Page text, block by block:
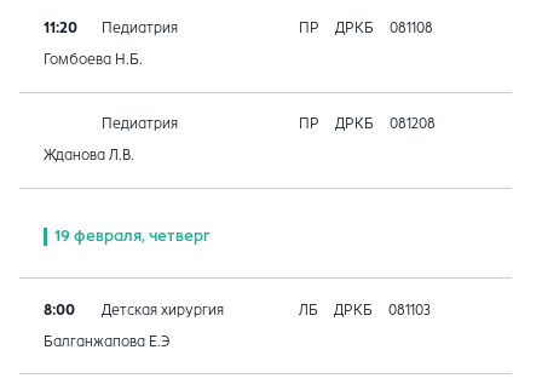
11:20 Педиатрия ПР ДРКБ 081108
Гомбоева Н.Б.
Педиатрия ПР ДРКБ 081208
Жданова Л.В.
19 февраля, четверг
8:00 Детская хирургия ЛБ ДРКБ 081103
Балганжапова Е.Э